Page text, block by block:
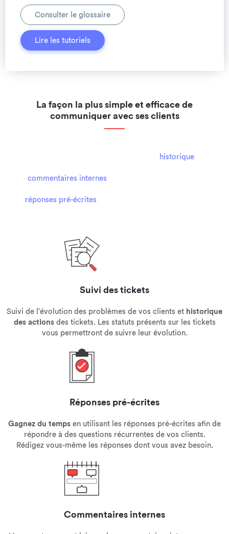
Consulter le glossaire
Lire les tutoriels
La façon la plus simple et efficace de
communiquer avec ses clients
historiquevous
commentaires internes
réponses pré-écrites
Suivi des tickets
Suivi de l'évolution des problèmes de vos clients et historique
des actionsdes tickets. Les statuts présents sur les tickets
vous permettront de suivre leur évolution.
Réponses pré-écrites
Gagnez du temps en utilisant les réponses pré-écrites afin de
répondre à des questions récurrentes de vos clients.
Rédigez vous-même les réponses dont vous avez besoin.
Commentaires internes